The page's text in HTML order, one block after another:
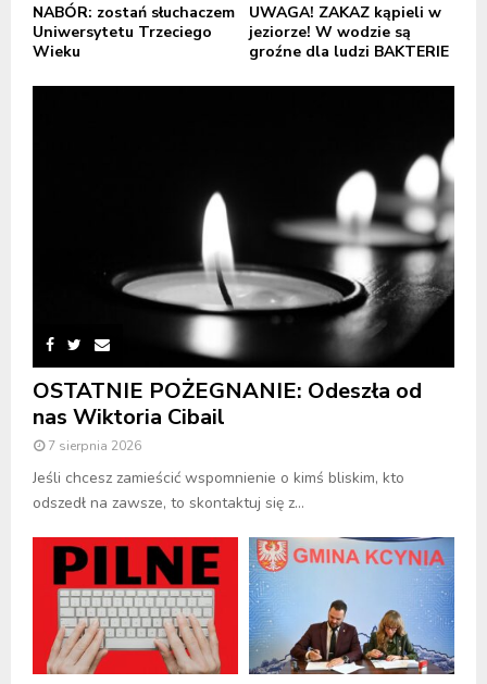
NABÓR: zostań słuchaczem
Uniwersytetu Trzeciego
Wieku
UWAGA! ZAKAZ kąpieli w
jeziorze! W wodzie są
groźne dla ludzi BAKTERIE
OSTATNIE POŻEGNANIE: Odeszła od
nas Wiktoria Cibail
7 sierpnia 2026
Jeśli chcesz zamieścić wspomnienie o kimś bliskim, kto
odszedł na zawsze, to skontaktuj się z...